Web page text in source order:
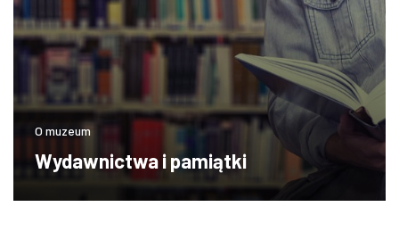
O muzeum
Wydawnictwa i pamiątki